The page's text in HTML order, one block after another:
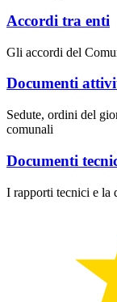
Accordi tra enti
Gli accordi del
Documenti
Sedute, ordini del
comunali
Documenti
I rapporti tecnici e la